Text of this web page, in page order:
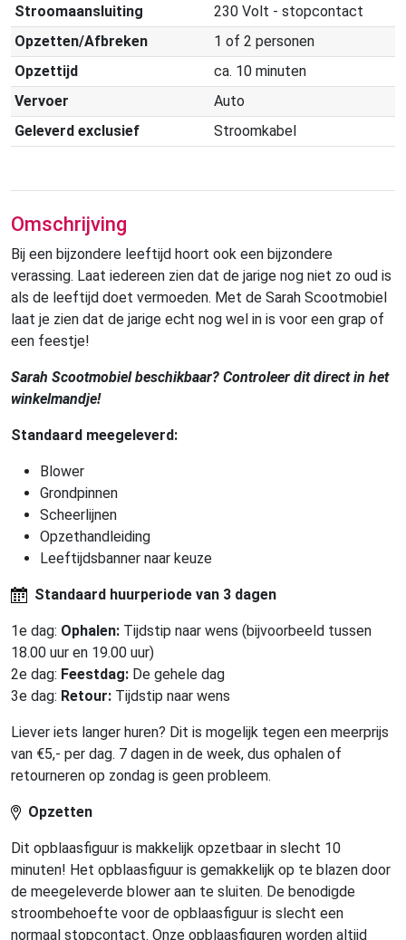
Stroomaansluiting
230 Volt - stopcontact
Opzetten/Afbreken
1 of 2 personen
Opzettijd
ca. 10 minuten
Vervoer
Auto
Geleverd exclusief
Stroomkabel
Omschrijving
Bij een bijzondere leeftijd hoort ook een bijzondere
verassing. Laat iedereen zien dat de jarige nog niet zo oud is
als de leeftijd doet vermoeden. Met de Sarah Scootmobiel
laat je zien dat de jarige echt nog wel in is voor een grap of
een feestje!
Sarah Scootmobiel beschikbaar? Controleer dit direct in het
winkelmandje!
Standaard meegeleverd:
Blower
Grondpinnen
Scheerlijnen
Opzethandleiding
Leeftijdsbanner naar keuze
Standaard huurperiode van 3 dagen
1e dag: Ophalen: Tijdstip naar wens (bijvoorbeeld tussen
18.00 uur en 19.00 uur)
2e dag: Feestdag: De gehele dag
3e dag: Retour: Tijdstip naar wens
Liever iets langer huren? Dit is mogelijk tegen een meerprijs
van €5,- per dag. 7 dagen in de week, dus ophalen of
retourneren op zondag is geen probleem.
Opzetten
Dit opblaasfiguur is makkelijk opzetbaar in slecht 10
minuten! Het opblaasfiguur is gemakkelijk op te blazen door
de meegeleverde blower aan te sluiten. De benodigde
stroombehoefte voor de opblaasfiguur is slecht een
normaal stopcontact. Onze opblaasfiguren worden altijd